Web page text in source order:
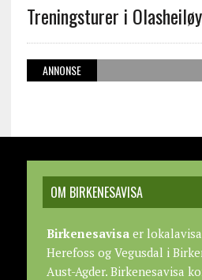
Treningsturer i
ANNONSE
OM BIRKENESAVISA
Birkenesavisaer
Herefoss og Vegusdal i
Aust-Agder. Birkenesavisa